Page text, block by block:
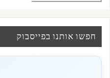
חפשו אותנו בפייסבוק